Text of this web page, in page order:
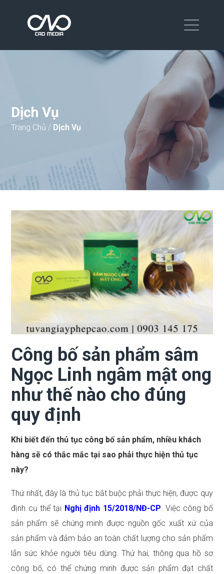
Dịch Vụ
Trang Chủ / Dịch Vụ
Công bố sản phẩm sâm
Ngọc Linh ngâm mật ong
như thế nào cho đúng
quy định
Khi biết đến thủ tục công bố sản phẩm, nhiều khách
hàng sẽ có thắc mắc tại sao phải thực hiện thủ tục
này?
Thứ nhất, đây là thủ tục bắt buộc phải thực hiện, được quy
định cụ thể tại Nghị định 15/2018/NĐ-CP. Việc công bố
sản phẩm sẽ chứng minh được nguồn gốc xuất xứ của
sản phẩm và đảm bảo an toàn chất lượng cho sản phẩm
lẫn sức khỏe người tiêu dùng. Thứ hai, thông qua hồ sơ
công bố, có thể chứng minh được sản phẩm đạt chất